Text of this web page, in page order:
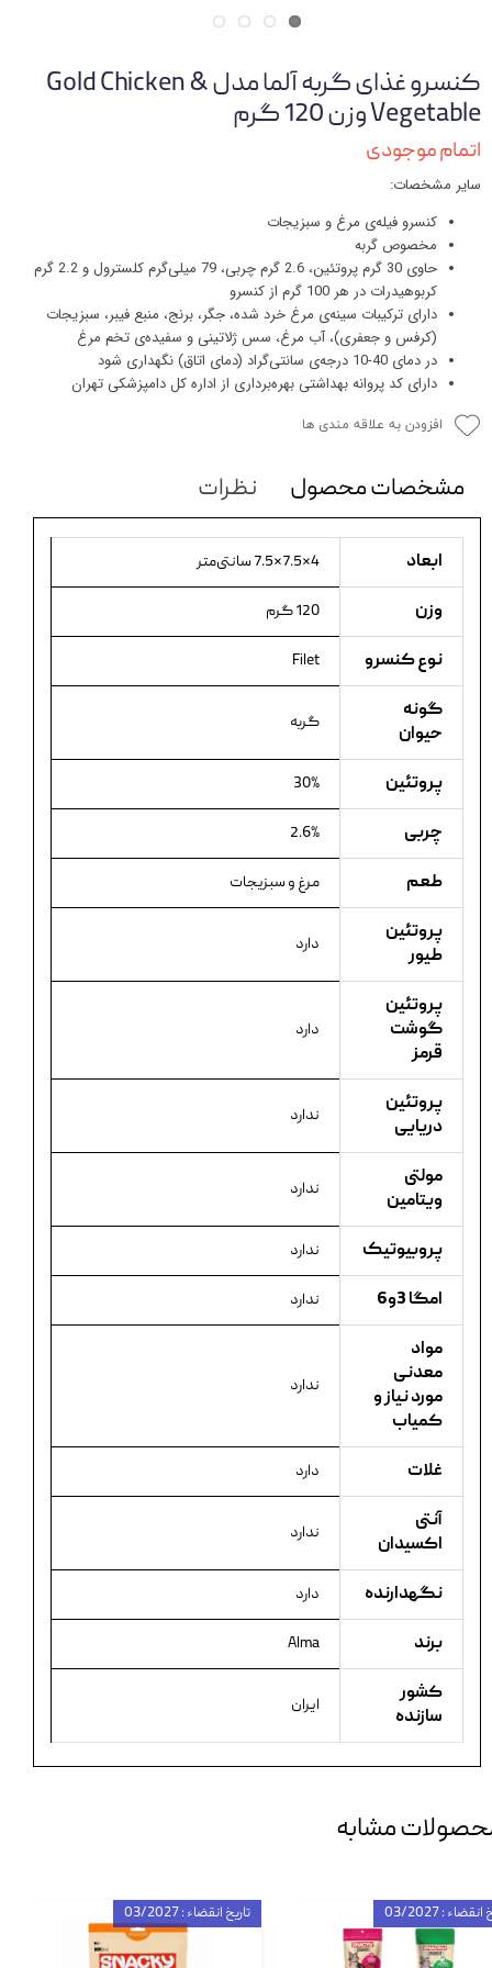
کنسرو غذای گربه آلما مدل Gold Chicken &
Vegetable وزن 120 گرم
اتمام موجودی
سایر مشخصات:
کنسرو فیله‌ی مرغ و سبزیجات
مخصوص گربه
حاوی 30 گرم پروتئین، 2.6 گرم چربی، 79 میلی‌گرم کلسترول و 2.2 گرم
کربوهیدرات در هر 100 گرم از کنسرو
دارای ترکیبات سینه‌ی مرغ خرد شده، جگر، برنج، منبع فیبر، سبزیجات
(کرفس و جعفری)، آب مرغ، سس ژلاتینی و سفیده‌ی تخم مرغ
در دمای 40-10 درجه‌ی سانتی‌گراد (دمای اتاق) نگهداری شود
دارای کد پروانه بهداشتی بهره‌برداری از اداره کل دامپزشکی تهران
افزودن به علاقه مندی ها
مشخصات محصول نظرات
ابعاد 4×7.5×7.5 سانتی‌متر
وزن 120 گرم
نوع کنسرو Filet
گونه
حیوان
گربه
پروتئین 30%
چربی 2.6%
طعم مرغ و سبزیجات
پروتئین
طیور
دارد
پروتئین
گوشت
قرمز
دارد
پروتئین
دریایی
ندارد
مولتی
ویتامین
ندارد
پروبیوتیک ندارد
امگا 3و6 ندارد
مواد
معدنی
مورد نیاز و
کمیاب
ندارد
غلات دارد
آنتی
اکسیدان
ندارد
نگهدارنده دارد
برند Alma
کشور
سازنده
ایران
مشابه
تاریخ انقضاء : 03/2027 : 03/2027